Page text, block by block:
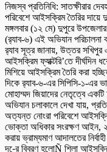
নিজস্ব প্রতিনিধি: সাতক্ষীরার
পরিবেশে আইসক্রিম তৈরির দায়ে
মঙ্গলবার (১২ মে) দুপুরে
(র‌্যাব-৬) এই অভিযান পরিচালনা
র‌্যাব সূত্র জানায়, উত্তর সখিপুর
আইসক্রিম ফ্যাক্টরি’তে দীর্ঘদিন
মিশিয়ে আইসক্রিম তৈরি করা
দিকে র‌্যাব-৬-এর সিপিসি-১-এর
মোহাম্মদ জিয়াদের নেতৃত্বে
অভিযান চলাকালে দেখা যায়,
অত্যন্ত নোংরা পরিবেশে
ভোক্তা অধিকার সংরক্ষণ আইন,
করায় ভ্রাম্যমাণ আদালতের
দ-ের বিবরণ হলোÑ শিলা